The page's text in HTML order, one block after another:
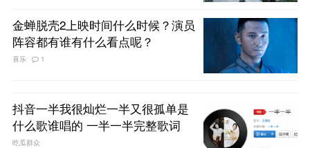
金蝉脱壳2上映时间什么时候？演员
阵容都有谁有什么看点呢？
喜乐 1
抖音一半我很灿烂一半又很孤单是
什么歌谁唱的 一半一半完整歌词
吃瓜群众